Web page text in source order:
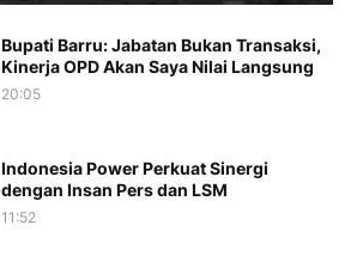
Bupati Barru: Jabatan Bukan Transaksi,
Kinerja OPD Akan Saya Nilai Langsung
20:05
Indonesia Power Perkuat Sinergi
dengan Insan Pers dan LSM
11:52